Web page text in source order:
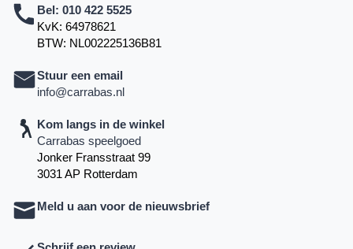
Bel: 010 422 5525
KvK: 64978621
BTW: NL002225136B81
Stuur een email
info@carrabas.nl
Kom langs in de winkel
Carrabas speelgoed
Jonker Fransstraat 99
3031 AP Rotterdam
Meld u aan voor de nieuwsbrief